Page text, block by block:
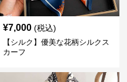
¥7,000 (税込)
【シルク】優美な花柄シルクス
カーフ